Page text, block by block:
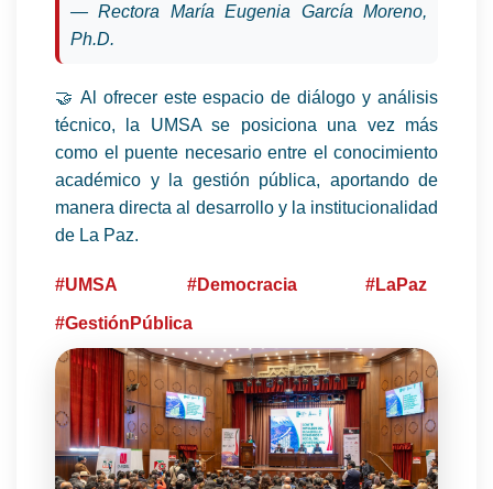
— Rectora María Eugenia García Moreno,
Ph.D.
🤝 Al ofrecer este espacio de diálogo y análisis
técnico, la UMSA se posiciona una vez más
como el puente necesario entre el conocimiento
académico y la gestión pública, aportando de
manera directa al desarrollo y la institucionalidad
de La Paz.
#UMSA #Democracia #LaPaz
#GestiónPública